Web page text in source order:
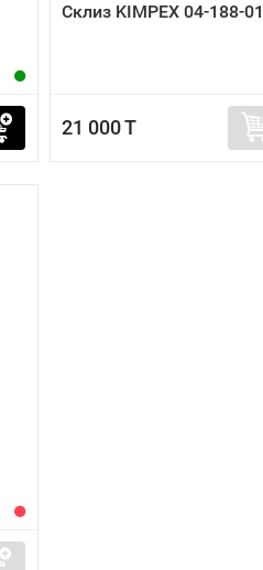
Склиз KIMPEX 04-188-01
21 000 T